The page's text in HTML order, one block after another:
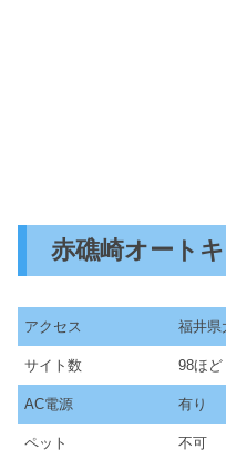
赤礁崎オート
アクセス 福井県
サイト数 98ほど
AC電源 有り
ペット 不可